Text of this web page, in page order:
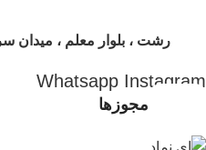
رشت ، بلوار معلم ، میدان
Whatsapp Instagram
تاییدیه و مجوزها